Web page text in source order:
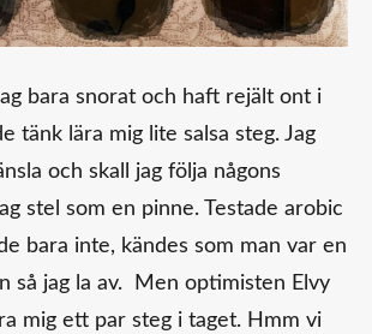
bara snorat och haft rejält ont i
tänk lära mig lite salsa steg. Jag
och skall jag följa någons
stel som en pinne. Testade arobic
bara inte, kändes som man var en
så jag la av. Men optimisten Elvy
mig ett par steg i taget. Hmm vi